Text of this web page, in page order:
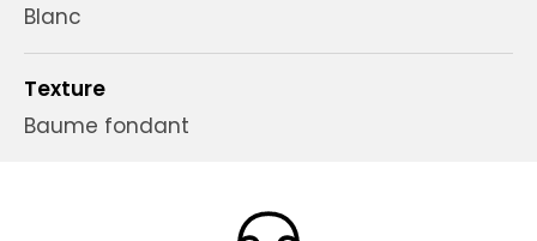
Blanc
Texture
Baume fondant